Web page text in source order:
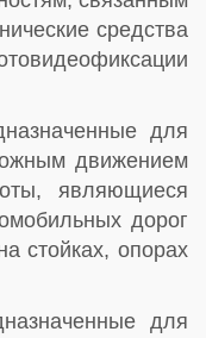
средства
для
движением
являющиеся
дорог
стойках, опорах
для